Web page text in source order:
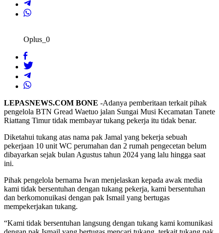
Oplus_0
LEPASNEWS.COM BONE -Adanya pemberitaan terkait pihak
pengelola BTN Gread Waetuo jalan Sungai Musi Kecamatan Tanete
Riattang Timur tidak membayar tukang pekerja itu tidak benar.
Diketahui tukang atas nama pak Jamal yang bekerja sebuah
pekerjaan 10 unit WC perumahan dan 2 rumah pengecetan belum
dibayarkan sejak bulan Agustus tahun 2024 yang lalu hingga saat
ini.
Pihak pengelola bernama Iwan menjelaskan kepada awak media
kami tidak bersentuhan dengan tukang pekerja, kami bersentuhan
dan berkomonuikasi dengan pak Ismail yang bertugas
mempekerjakan tukang.
“Kami tidak bersentuhan langsung dengan tukang kami komunikasi